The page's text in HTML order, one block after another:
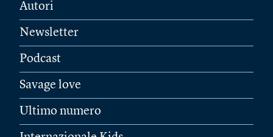
Autori
Newsletter
Podcast
Savage love
Ultimo numero